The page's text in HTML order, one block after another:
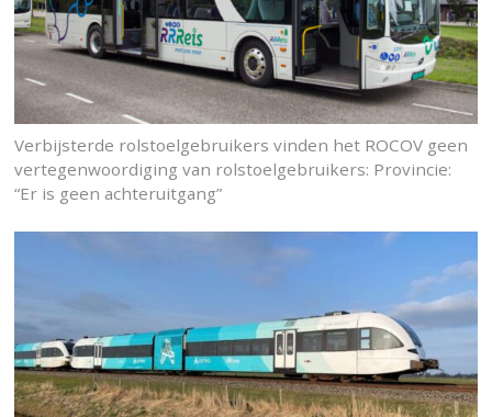
Verbijsterde rolstoelgebruikers vinden het ROCOV geen
vertegenwoordiging van rolstoelgebruikers: Provincie:
“Er is geen achteruitgang”